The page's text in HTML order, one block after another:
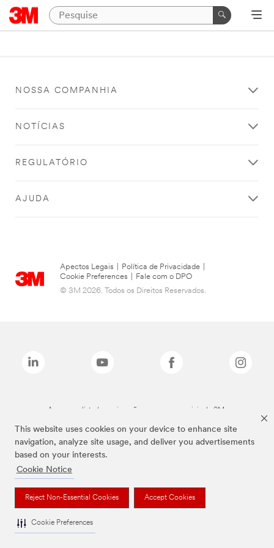
This website uses cookies on your device to enhance site
navigation, analyze site usage, and deliver you advertisements
based on your interests.
Cookie Notice
Reject Non-Essential Cookies Accept Cookies
Cookie Preferences
NOSSA COMPANHIA
NOTÍCIAS
REGULATÓRIO
AJUDA
Apectos Legais Política de Privacidade
Cookie Preferences
Fale com o DPO
© 3M 2026. Todos os Direitos Reservados.
As marcas listadas a cima são marcas comerciais da 3M.